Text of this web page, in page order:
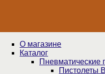
О магазине
Каталог
Пнев­ма­ти­чес­кие
Пистолеты